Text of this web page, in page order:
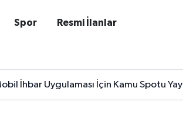
Spor Resmi İlanlar
İhbar Uygulaması İçin Kamu Spotu